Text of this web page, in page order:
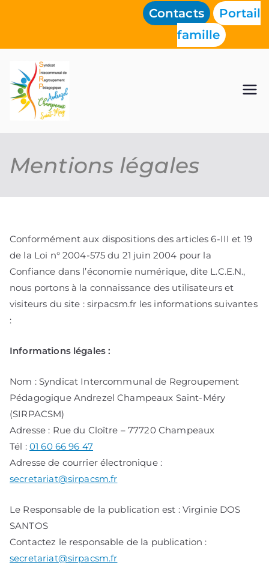
Contacts
Portail
famille
contenu
Mentions légales
Conformément aux dispositions des articles 6-III et 19
de la Loi n° 2004-575 du 21 juin 2004 pour la
Confiance dans l’économie numérique, dite L.C.E.N.,
nous portons à la connaissance des utilisateurs et
visiteurs du site : sirpacsm.fr les informations suivantes
:
Informations légales :
Nom : Syndicat Intercommunal de Regroupement
Pédagogique Andrezel Champeaux Saint-Méry
(SIRPACSM)
Adresse : Rue du Cloître – 77720 Champeaux
Tél : 01 60 66 96 47
Adresse de courrier électronique :
secretariat@sirpacsm.fr
Le Responsable de la publication est : Virginie DOS
SANTOS
Contactez le responsable de la publication :
secretariat@sirpacsm.fr